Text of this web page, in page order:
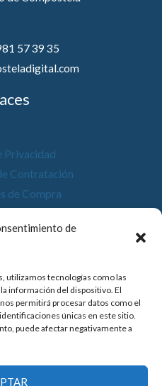
de
utilizamos tecnologías como las
información del dispositivo. El
permitirá procesar datos como el
únicas en este sitio.
puede afectar negativamente a
57 39 35
Privacidad
Contratación
de Compra
Cookies
Digital
con el programa de Kit
Generation (EU) del